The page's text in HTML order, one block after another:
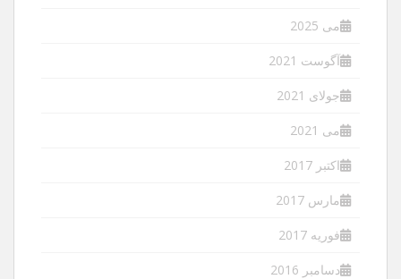
می 2025
آگوست 2021
جولای 2021
می 2021
اکتبر 2017
مارس 2017
فوریه 2017
دسامبر 2016